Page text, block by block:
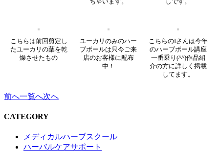
ちゃいます。
しです。
こちらは前回剪定し
たユーカリの葉を乾
燥させたもの
ユーカリのみのハー
ブボールは只今ご来
店のお客様に配布
中！
こちらのIさんは今年
のハーブボール講座
一番乗り(^^)作品紹
介の方に詳しく掲載
してます。
前へ一覧へ次へ
CATEGORY
メディカルハーブスクール
ハーバルケアサポート